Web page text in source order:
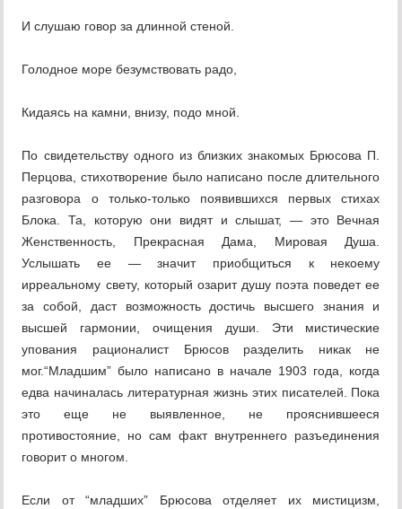
И слушаю говор за длинной стеной.
Голодное море безумствовать радо,
Кидаясь на камни, внизу, подо мной.
По свидетельству одного из близких знакомых Брюсова П.
Перцова, стихотворение было написано после длительного
разговора о только-только появившихся первых стихах
Блока. Та, которую они видят и слышат, — это Вечная
Женственность, Прекрасная Дама, Мировая Душа.
Услышать ее — значит приобщиться к некоему
ирреальному свету, который озарит душу поэта поведет ее
за собой, даст возможность достичь высшего знания и
высшей гармонии, очищения души. Эти мистические
упования рационалист Брюсов разделить никак не
мог.“Младшим” было написано в начале 1903 года, когда
едва начиналась литературная жизнь этих писателей. Пока
это еще не выявленное, не прояснившееся
противостояние, но сам факт внутреннего разъединения
говорит о многом.
Если от “младших” Брюсова отделяет их мистицизм,